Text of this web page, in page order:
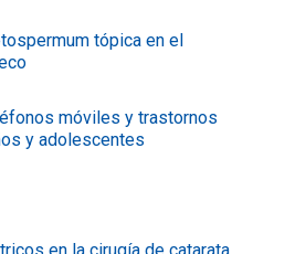
tópica en el
móviles y trastornos
y adolescentes